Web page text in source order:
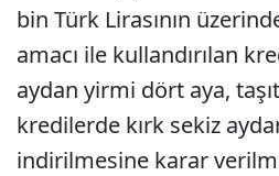
bin Türk Lirasının
amacı ile kullandırılan
aydan yirmi dört aya,
kredilerde kırk sekiz
indirilmesine karar